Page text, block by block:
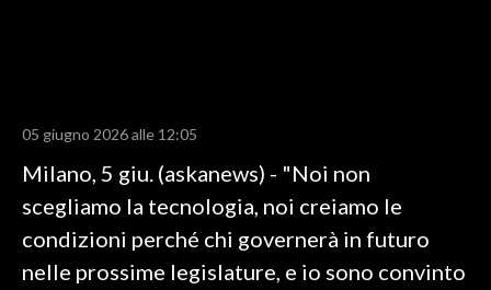
RISULTATI E CLASSIFICHE
CALCIO
CALCIO REGIONALE
BASKET
VOLLEY
05 giugno 2026 alle 12:05
Milano, 5 giu. (askanews) - "Noi non
scegliamo la tecnologia, noi creiamo le
condizioni perché chi governerà in futuro
nelle prossime legislature, e io sono convinto